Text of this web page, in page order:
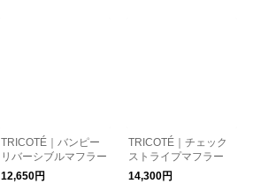
TRICOTÉ｜バンピー
リバーシブルマフラー
12,650円
TRICOTÉ｜チェック
ストライプマフラー
14,300円